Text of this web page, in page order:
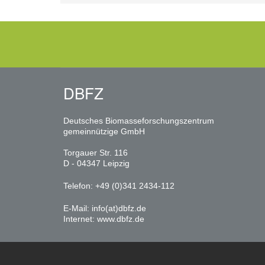
DBFZ
Deutsches Biomasseforschungszentrum
gemeinnützige GmbH
Torgauer Str. 116
D - 04347 Leipzig
Telefon: +49 (0)341 2434-112
E-Mail: info(at)dbfz.de
Internet: www.dbfz.de